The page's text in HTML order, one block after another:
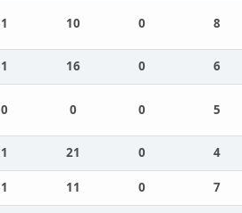
1 10 0 8
1 16 0 6
0 0 0 5
1 21 0
4
1 11 0
7